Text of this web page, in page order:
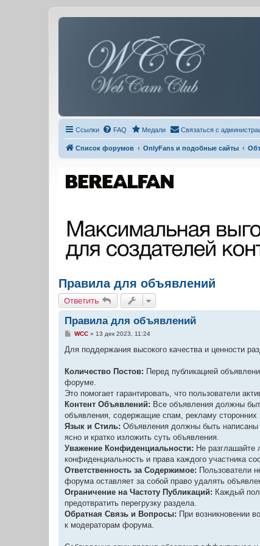
Ссылки FAQ Медали Связаться с
Список форумов OnlyFans и подобные сайты
Правила для объявлений
Ответить
Правила для объявлений
С
о
е
и
е
WCC» 13 дек 2023, 11:24
Для поддержания высокого качества и ценности
Количество Постов: Перед публикацией
форуме.
Это помогает гарантировать, что пользователи
Контент Объявлений: Все объявления должны
объявления, содержащие спам, рекламу сторонних
Язык и Стиль: Объявления должны быть написаны
ясно и кратко изложить суть объявления.
Уважение Конфиденциальности: Не разглашайте
конфиденциальность и права каждого участника
Ответственность за Содержимое: Пользователи
форума оставляет за собой право удалять
Ограничение на Частоту Публикаций: Каждый
предотвратить перегрузку раздела.
Обратная Связь и Вопросы: При возникновении
к модераторам форума.